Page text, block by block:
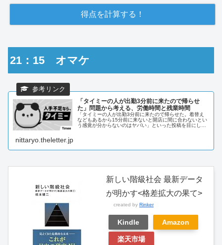
21：15 オマケ
「タイミーの人が出勤3分前に来たので帰らせ
た」問題から考える、労働時間と残業時間
「タイミーの人が出勤3分前に来たので帰らせた。着替え
などもあるから15分前に来ないと開店に間に合わないとい
う感覚が分からないのはヤバい」といった投稿を目にし
nittaryo.theletter.jp
新しい階級社会 最新データ
が明かす<格差拡大の果て>
created by Rinker
Kindle Amazon
楽天市場